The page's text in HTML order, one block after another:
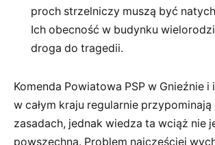
proch strzelniczy muszą być
Ich obecność w budynku
droga do tragedii.
Komenda Powiatowa PSP w Gnieźnie i
w całym kraju regularnie
zasadach, jednak wiedza ta wciąż nie
powszechna. Problem najczęściej